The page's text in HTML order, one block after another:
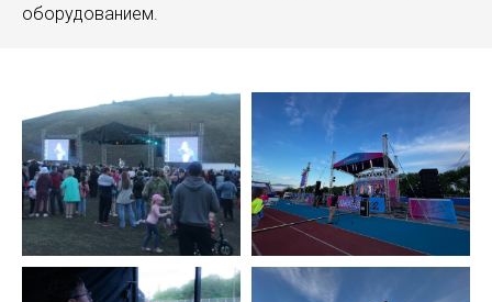
оборудованием.